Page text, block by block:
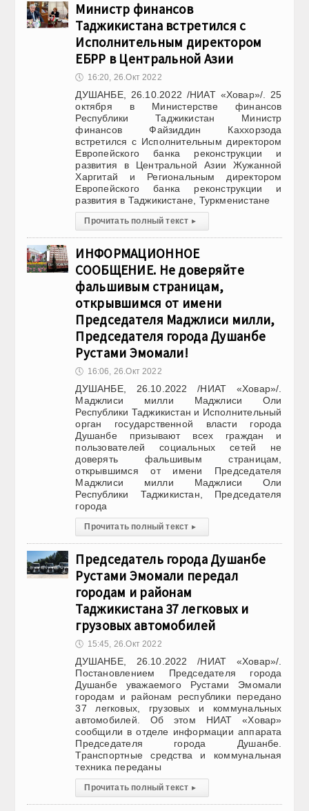
Министр финансов
Таджикистана встретился с
Исполнительным директором
ЕБРР в Центральной Азии
🕔 16:20, 26.Окт 2022
ДУШАНБЕ, 26.10.2022 /НИАТ «Ховар»/. 25
октября в Министерстве финансов
Республики Таджикистан Министр
финансов Файзиддин Каххорзода
встретился с Исполнительным директором
Европейского банка реконструкции и
развития в Центральной Азии Жужанной
Харгитай и Региональным директором
Европейского банка реконструкции и
развития в Таджикистане, Туркменистане
Прочитать полный текст ▸
ИНФОРМАЦИОННОЕ
СООБЩЕНИЕ. Не доверяйте
фальшивым страницам,
открывшимся от имени
Председателя Маджлиси милли,
Председателя города Душанбе
Рустами Эмомали!
🕔 16:06, 26.Окт 2022
ДУШАНБЕ, 26.10.2022 /НИАТ «Ховар»/.
Маджлиси милли Маджлиси Оли
Республики Таджикистан и Исполнительный
орган государственной власти города
Душанбе призывают всех граждан и
пользователей социальных сетей не
доверять фальшивым страницам,
открывшимся от имени Председателя
Маджлиси милли Маджлиси Оли
Республики Таджикистан, Председателя
города
Прочитать полный текст ▸
Председатель города Душанбе
Рустами Эмомали передал
городам и районам
Таджикистана 37 легковых и
грузовых автомобилей
🕔 15:45, 26.Окт 2022
ДУШАНБЕ, 26.10.2022 /НИАТ «Ховар»/.
Постановлением Председателя города
Душанбе уважаемого Рустами Эмомали
городам и районам республики передано
37 легковых, грузовых и коммунальных
автомобилей. Об этом НИАТ «Ховар»
сообщили в отделе информации аппарата
Председателя города Душанбе.
Транспортные средства и коммунальная
техника переданы
Прочитать полный текст ▸